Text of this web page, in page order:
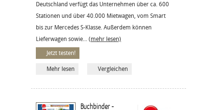
Deutschland verfügt das Unternehmen über ca. 600
Stationen und über 40.000 Mietwagen, vom Smart
bis zur Mercedes S-Klasse. Außerdem können
Lieferwagen sowie... (mehr lesen)
Jetzt testen!
Mehr lesen Vergleichen
Buchbinder -